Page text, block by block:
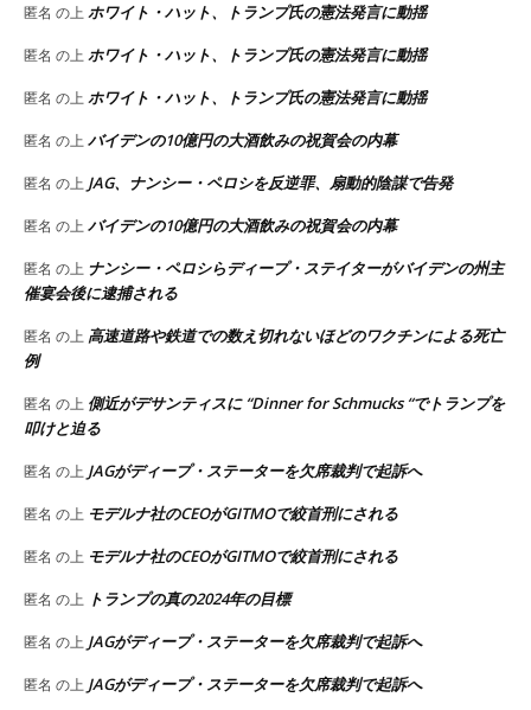
匿名 の上 ホワイト・ハット、トランプ氏の憲法発言に動揺
匿名 の上 ホワイト・ハット、トランプ氏の憲法発言に動揺
匿名 の上 ホワイト・ハット、トランプ氏の憲法発言に動揺
匿名 の上 バイデンの10億円の大酒飲みの祝賀会の内幕
匿名 の上 JAG、ナンシー・ペロシを反逆罪、扇動的陰謀で告発
匿名 の上 バイデンの10億円の大酒飲みの祝賀会の内幕
匿名 の上 ナンシー・ペロシらディープ・ステイターがバイデンの州主
催宴会後に逮捕される
匿名 の上 高速道路や鉄道での数え切れないほどのワクチンによる死亡
例
匿名 の上 側近がデサンティスに “Dinner for Schmucks “でトランプを
叩けと迫る
匿名 の上 JAGがディープ・ステーターを欠席裁判で起訴へ
匿名 の上 モデルナ社のCEOがGITMOで絞首刑にされる
匿名 の上 モデルナ社のCEOがGITMOで絞首刑にされる
匿名 の上 トランプの真の2024年の目標
匿名 の上 JAGがディープ・ステーターを欠席裁判で起訴へ
匿名 の上 JAGがディープ・ステーターを欠席裁判で起訴へ